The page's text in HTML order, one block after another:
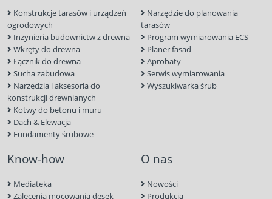
Konstrukcje tarasów i urządzeń
ogrodowych
Inżynieria budownictw z drewna
Wkręty do drewna
Łącznik do drewna
Sucha zabudowa
Narzędzia i aksesoria do
konstrukcji drewnianych
Kotwy do betonu i muru
Dach & Elewacja
Fundamenty śrubowe
Narzędzie do planowania
tarasów
Program wymiarowania ECS
Planer fasad
Aprobaty
Serwis wymiarowania
Wyszukiwarka śrub
Know-how
Mediateka
Zalecenia mocowania desek
O nas
Nowości
Produkcja